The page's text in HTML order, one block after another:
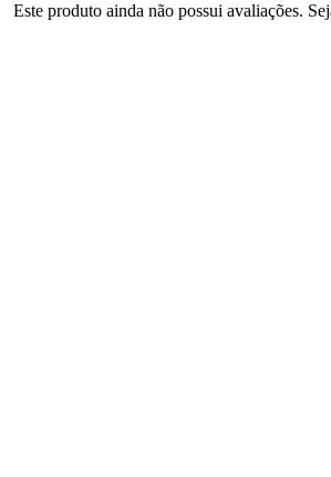
Este produto ainda não possui avaliações.